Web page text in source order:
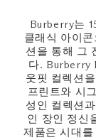
Burberry는
클래식 아이
션을 통해 그
다. Burberry
웃핏 컬렉션
프린트와 시
성인 컬렉션
인 장인 정신
제품은 시대